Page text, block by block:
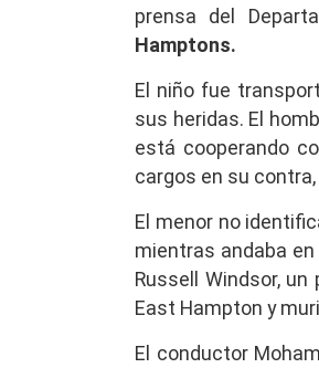
prensa del
Hamptons.
El niño fue
sus heridas. El
está cooperando
cargos en su
El menor no
mientras andaba
Russell Windsor,
East Hampton y
El conductor